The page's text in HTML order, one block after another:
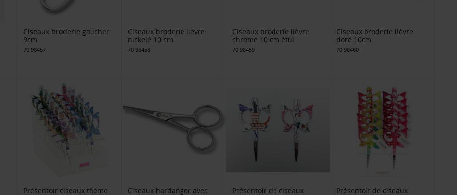
Ciseaux broderie gaucher
9cm
70 98457
Ciseaux broderie lièvre
nickelé 10 cm
70 98458
Ciseaux broderie lièvre
chromé 10 cm étui
70 98459
Ciseaux broderie lièvre
doré 10cm
70 98460
Présentoir ciseaux thème
Ciseaux hardanger avec
Présentoir de ciseaux
Présentoir de ciseaux